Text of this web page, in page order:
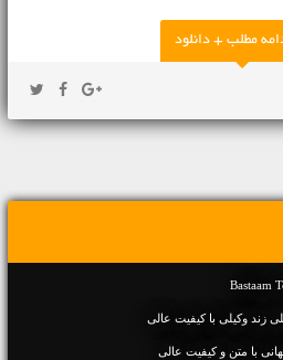
مطلب + دانلود
زند وکیلی با کیفیت عالی
با متن و کیفیت عالی